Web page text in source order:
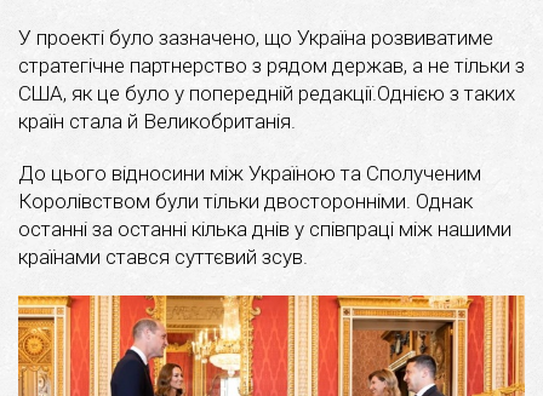
У проекті було зазначено, що Україна розвиватиме
стратегічне партнерство з рядом держав, а не тільки з
США, як це було у попередній редакції.Однією з таких
країн стала й Великобританія.
До цього відносини між Україною та Сполученим
Королівством були тільки двосторонніми. Однак
останні за останні кілька днів у співпраці між нашими
країнами стався суттєвий зсув.